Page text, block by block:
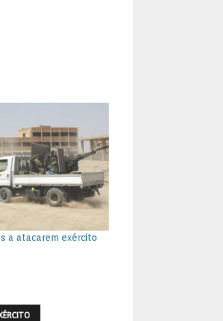
a atacarem exército